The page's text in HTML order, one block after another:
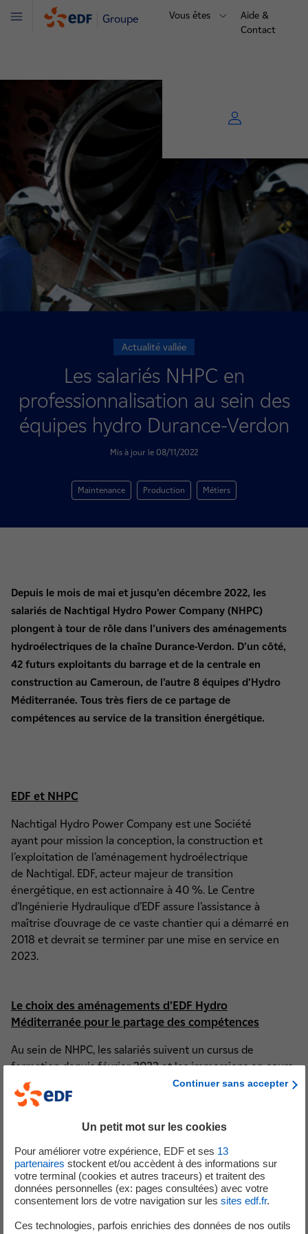
Groupe Vous êtes
Aide &
Contact
Menu
Actualité vallée
Les salariés NHPC en
professionnalisation au sein des
équipes hydro Durance-Verdon
Mis à jour le 08/11/2022
Maintenance Production Métiers
Depuis le mois de mai et jusqu’en décembre 2022, les
salariés de Nachtigal Hydro Power Company (NHPC)
plongent à tour de rôle dans l’univers des aménagements
hydroélectriques de la chaîne Durance-Verdon. D’un côté,
42 futurs exploitants du barrage et de la centrale en
construction au Cameroun, de l’autre 8 équipes d’Hydro
Méditerranée. Tous très fiers de ce partage de
compétences au service de la transition énergétique.
EDF et NHPC
Nachtigal Hydro Power Company est une Société
ayant pour mission la conception, la construction et
l’exploitation de l’aménagement hydroélectrique
de Nachtigal. EDF, acteur majeur de transition
énergétique, en est actionnaire à 40 %. Le Centre
d’Ingénierie Hydraulique d’EDF assure l’assistance à
maîtrise d’ouvrage de ce vaste chantier qui a démarré en
2018 et devrait se terminer par une mise en service en
2023.
Le choix des aménagements d’EDF Hydro
Méditerranée pour le partage des compétences
Au sein de NHPC, les salariés suivent un cursus de
formation depuis février 2022 et les immersions en cours
occupent une place importante dans cette
professionnalisation, leur permettant de s’imprégner des
dispositions sécuritaires sur des ouvrages
hydroélectriques exploités par EDF HYDRO en France.
Avec son canal de la Durance, 16 barrages et 23 centrales
repartis principalement sur les cours d’eau de la Durance
et du Verdon, EDF Hydro Méditerranée dispose d’une
panoplie des cas pratiques pour les hydrauliciens en
Continuer sans accepter
Un petit mot sur les cookies
Pour améliorer votre expérience, EDF et ses 13
partenaires stockent et/ou accèdent à des informations sur
votre terminal (cookies et autres traceurs) et traitent des
données personnelles (ex: pages consultées) avec votre
consentement lors de votre navigation sur les sites edf.fr.
Ces technologies, parfois enrichies des données de nos outils